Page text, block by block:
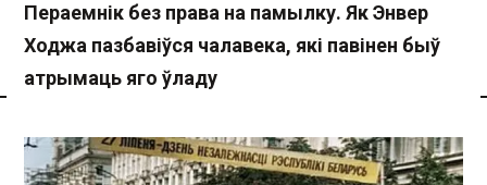
Пераемнік без права на памылку. Як Энвер
Ходжа пазбавіўся чалавека, які павінен быў
атрымаць яго ўладу